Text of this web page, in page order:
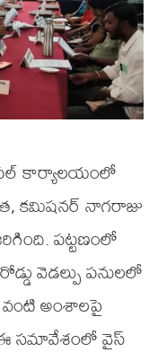
కార్యాలయంలో
కమిషనర్ నాగరాజు
పట్టణంలో
వెడల్పు పనులలో
అంశాలపై
ఈ సమావేశంలో వైస్